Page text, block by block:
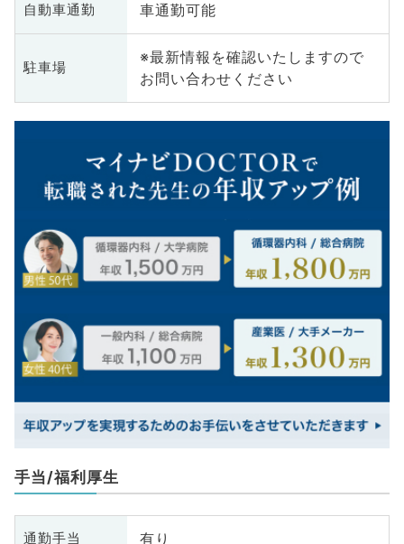
自動車通勤 車通勤可能
駐車場
※最新情報を確認いたしますので
お問い合わせください
手当/福利厚生
通勤手当 有り